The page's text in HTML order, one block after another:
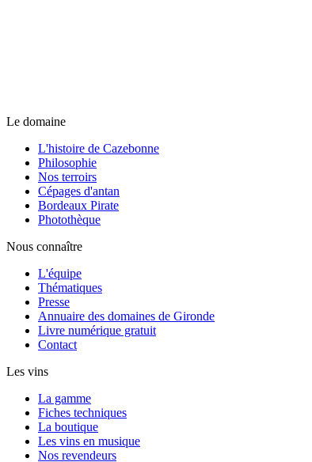
Le domaine
L'histoire de Cazebonne
Philosophie
Nos terroirs
Cépages d'antan
Bordeaux Pirate
Photothèque
Nous connaître
L'équipe
Thématiques
Presse
Annuaire des domaines de Gironde
Livre numérique gratuit
Contact
Les vins
La gamme
Fiches techniques
La boutique
Les vins en musique
Nos revendeurs